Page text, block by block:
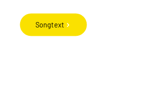
Songtext